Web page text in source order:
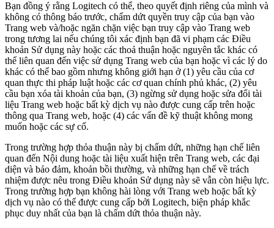
Bạn đồng ý rằng Logitech có thể, theo quyết định riêng của mình và
không có thông báo trước, chấm dứt quyền truy cập của bạn vào
Trang web và/hoặc ngăn chặn việc bạn truy cập vào Trang web
trong tương lai nếu chúng tôi xác định bạn đã vi phạm các Điều
khoản Sử dụng này hoặc các thoả thuận hoặc nguyên tắc khác có
thể liên quan đến việc sử dụng Trang web của bạn hoặc vì các lý do
khác có thể bao gồm nhưng không giới hạn ở (1) yêu cầu của cơ
quan thực thi pháp luật hoặc các cơ quan chính phủ khác, (2) yêu
cầu bạn xóa tài khoản của bạn, (3) ngừng sử dụng hoặc sửa đổi tài
liệu Trang web hoặc bất kỳ dịch vụ nào được cung cấp trên hoặc
thông qua Trang web, hoặc (4) các vấn đề kỹ thuật không mong
muốn hoặc các sự cố.
Trong trường hợp thỏa thuận này bị chấm dứt, những hạn chế liên
quan đến Nội dung hoặc tài liệu xuất hiện trên Trang web, các đại
diện và bảo đảm, khoản bồi thường, và những hạn chế về trách
nhiệm được nêu trong Điều khoản Sử dụng này sẽ vẫn còn hiệu lực.
Trong trường hợp bạn không hài lòng với Trang web hoặc bất kỳ
dịch vụ nào có thể được cung cấp bởi Logitech, biện pháp khắc
phục duy nhất của bạn là chấm dứt thỏa thuận này.